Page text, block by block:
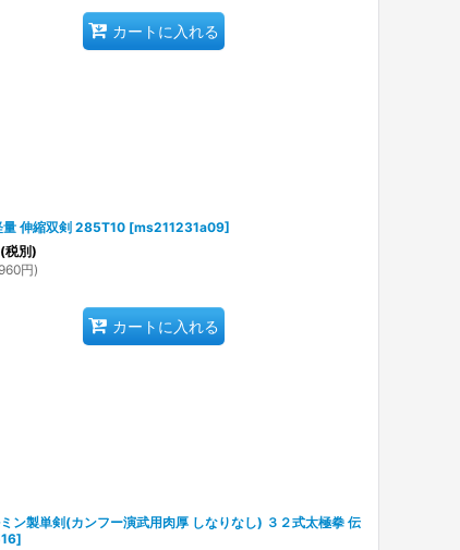
カートに入れる
量 伸縮双剣 285T10 [ms211231a09]
(税別)
円)
カートに入れる
ン製単剣(カンフー演武用肉厚 しなりなし) ３２式太極拳 伝
]